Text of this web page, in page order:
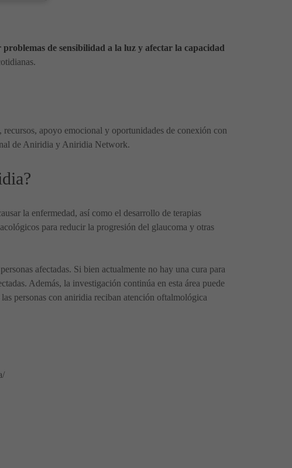
de sensibilidad a la luz y afectar la capacidad
apoyo emocional y oportunidades de conexión con
de Aniridia y Aniridia Network.
la enfermedad, así como el desarrollo de terapias
para reducir la progresión del glaucoma y otras
afectadas. Si bien actualmente no hay una cura para
Además, la investigación continúa en esta área puede
personas con aniridia reciban atención oftalmológica